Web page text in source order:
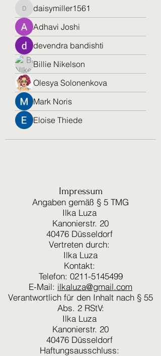
daisymiller1561
daisymiller1561
Adhavi Joshi
devendra bandishti
Billie Nikelson
Olesya Solonenkova
Mark Noris
Eloise Thiede
Impressum
Angaben gemäß § 5 TMG
Ilka Luza
Kanonierstr. 20
40476 Düsseldorf
Vertreten durch:
Ilka Luza
Kontakt:
Telefon: 0211-5145499
E-Mail: ilkaluza@gmail.com
Verantwortlich für den Inhalt nach § 55
Abs. 2 RStV:
Ilka Luza
Kanonierstr. 20
40476 Düsseldorf
Haftungsausschluss: